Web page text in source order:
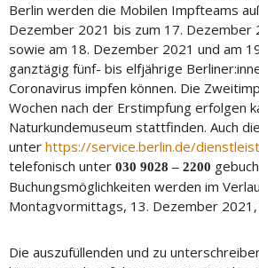
Berlin werden die Mobilen Impfteams
Dezember 2021 bis zum 17. Dezember
sowie am 18. Dezember 2021 und am
ganztägig fünf- bis elfjährige
Coronavirus impfen können. Die
Wochen nach der Erstimpfung erfolgen
Naturkundemuseum stattfinden. Auch
unter https://service.berlin.de/
telefonisch unter 030 9028 – 2200
Buchungsmöglichkeiten werden im
Montagvormittags, 13. Dezember
Die auszufüllenden und zu